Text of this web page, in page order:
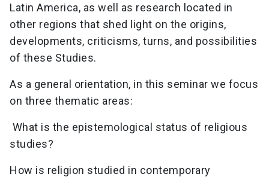
Latin America, as well as research located in
other regions that shed light on the origins,
developments, criticisms, turns, and possibilities
of these Studies.
As a general orientation, in this seminar we focus
on three thematic areas:
What is the epistemological status of religious
studies?
How is religion studied in contemporary